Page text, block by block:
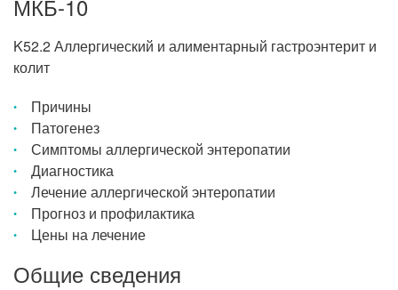
МКБ-10
K52.2 Аллергический и алиментарный гастроэнтерит и
колит
Причины
Патогенез
Симптомы аллергической энтеропатии
Диагностика
Лечение аллергической энтеропатии
Прогноз и профилактика
Цены на лечение
Общие сведения